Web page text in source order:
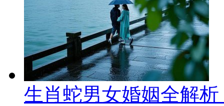
生肖蛇男女婚姻全解